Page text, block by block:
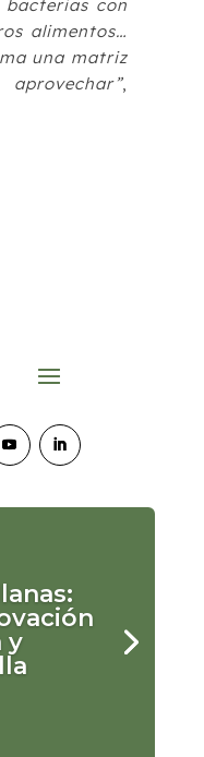
con
alimentos…
una matriz
,
y